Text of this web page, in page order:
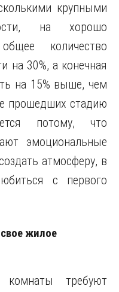
крупными
на хорошо
количество
на 30%, а конечная
на 15% выше, чем
прошедших стадию
потому, что
эмоциональные
атмосферу, в
с первого
жилое
требуют